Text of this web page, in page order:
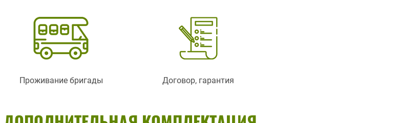
Проживание бригады Договор, гарантия